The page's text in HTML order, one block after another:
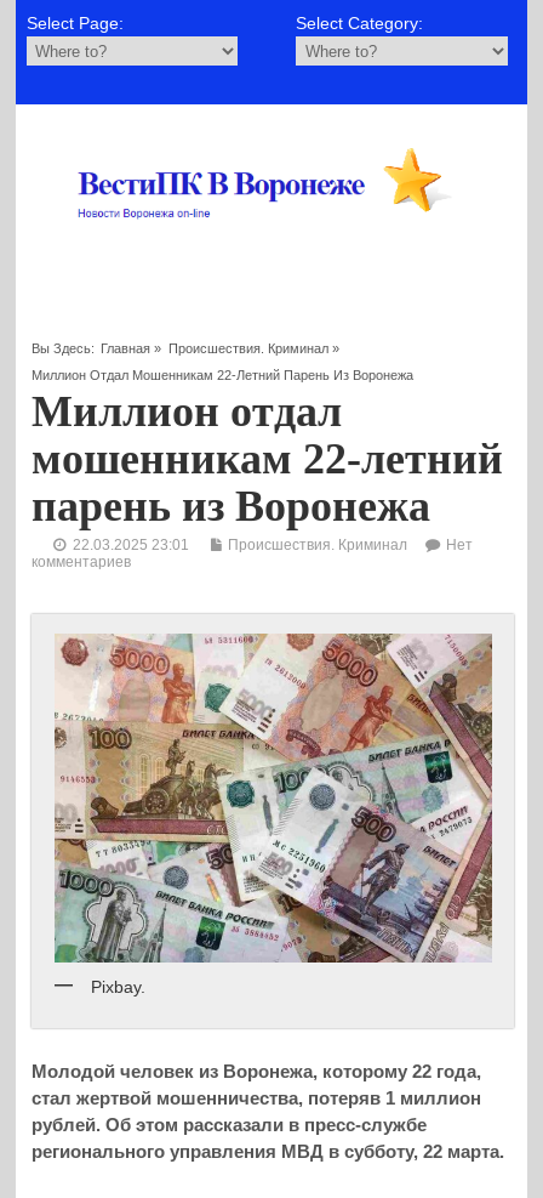
Select Page: Select Category:
Вы Здесь: Главная » Происшествия. Криминал»
Миллион Отдал Мошенникам 22-Летний Парень Из Воронежа
Миллион отдал
мошенникам 22-летний
парень из Воронежа
22.03.2025 23:01 Происшествия. Криминал
Нет
комментариев
Pixbay.
Молодой человек из Воронежа, которому 22 года,
стал жертвой мошенничества, потеряв 1 миллион
рублей. Об этом рассказали в пресс-службе
регионального управления МВД в субботу, 22 марта.